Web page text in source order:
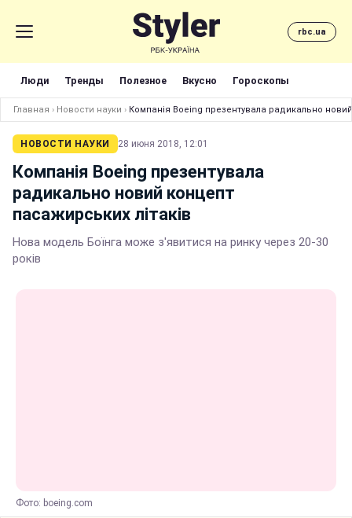
rbc.ua
Люди Тренды Полезное Вкусно Гороскопы
Главная › Новости науки › Компанія Boeing презентувала радикально
НОВОСТИ НАУКИ 28 июня 2018, 12:01
Компанія Boeing презентувала
радикально новий концепт
пасажирських літаків
Нова модель Боїнга може з'явитися на ринку через 20-30
років
Фото: boeing.com